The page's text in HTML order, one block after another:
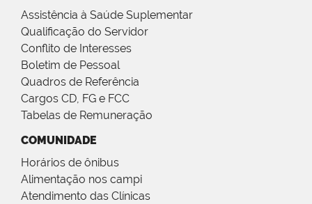
Assistência à Saúde Suplementar
Qualificação do Servidor
Conflito de Interesses
Boletim de Pessoal
Quadros de Referência
Cargos CD, FG e FCC
Tabelas de Remuneração
COMUNIDADE
Horários de ônibus
Alimentação nos campi
Atendimento das Clínicas